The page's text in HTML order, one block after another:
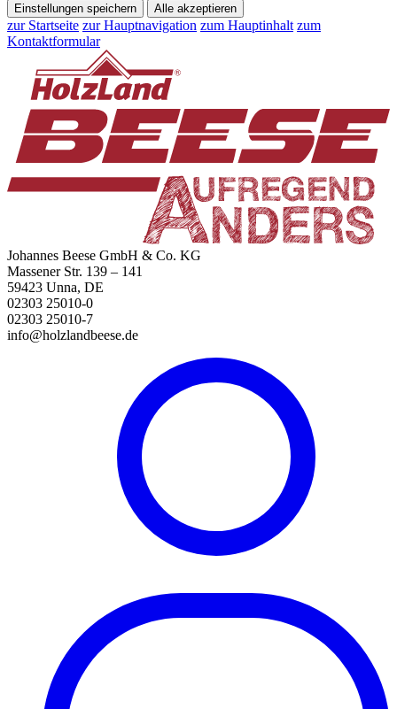
Einstellungen speichern Alle akzeptieren
zur Startseite zur Hauptnavigation zum Hauptinhalt zum
Kontaktformular
Johannes Beese GmbH & Co. KG
Massener Str. 139 – 141
59423 Unna, DE
02303 25010-0
02303 25010-7
info@holzlandbeese.de